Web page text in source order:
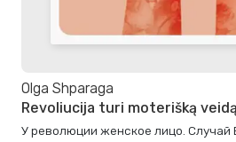
Olga Shparaga
Revoliucija turi moterišką
У революции женское лицо. Случай